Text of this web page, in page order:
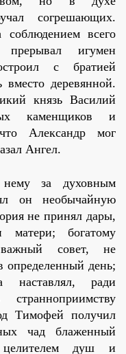
согрешающих.
всего
игумен
с братией
деревянной.
князь Василий
каменщиков и
Александр мог
Ангел.
за духовным
он необычайную
не принял дары,
матери; богатому
совет, не
определенный день;
наставлял, ради
Тимофей получил
чад блаженный
душ и